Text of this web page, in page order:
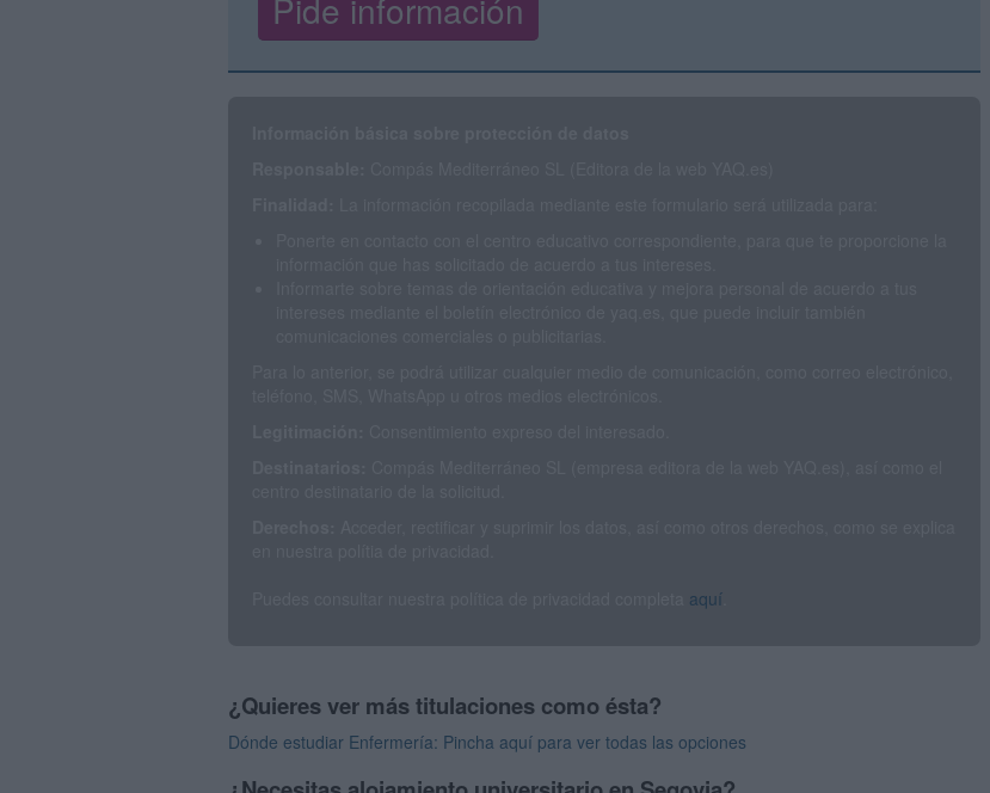
aquí
¿Quieres ver más titulaciones como ésta?
Dónde estudiar Enfermería: Pincha aquí para ver todas las opciones